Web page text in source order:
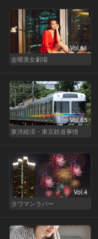
Vol.61
金曜美女劇場
Vol.65
東洋経済・東京鉄道事情
Vol.4
タワマンラバー